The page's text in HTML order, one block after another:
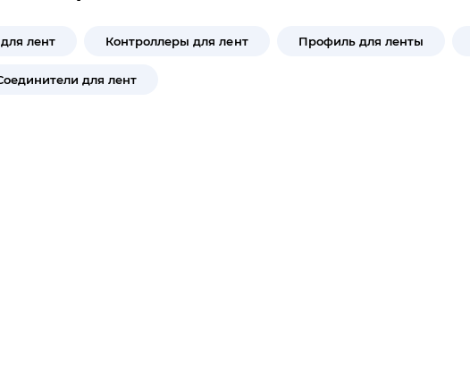
лент Контроллеры для лент Профиль для ленты
для лент